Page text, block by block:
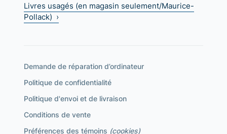
Livres usagés (en magasin seulement/Maurice-
Pollack) ›
Demande de réparation d’ordinateur
Politique de confidentialité
Politique d'envoi et de livraison
Conditions de vente
Préférences des témoins (cookies)